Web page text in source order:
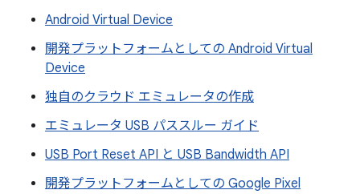
Android Virtual Device
開発プラットフォームとしての Android Virtual
Device
独自のクラウド エミュレータの作成
エミュレータ USB パススルー ガイド
USB Port Reset API と USB Bandwidth API
開発プラットフォームとしての Google Pixel